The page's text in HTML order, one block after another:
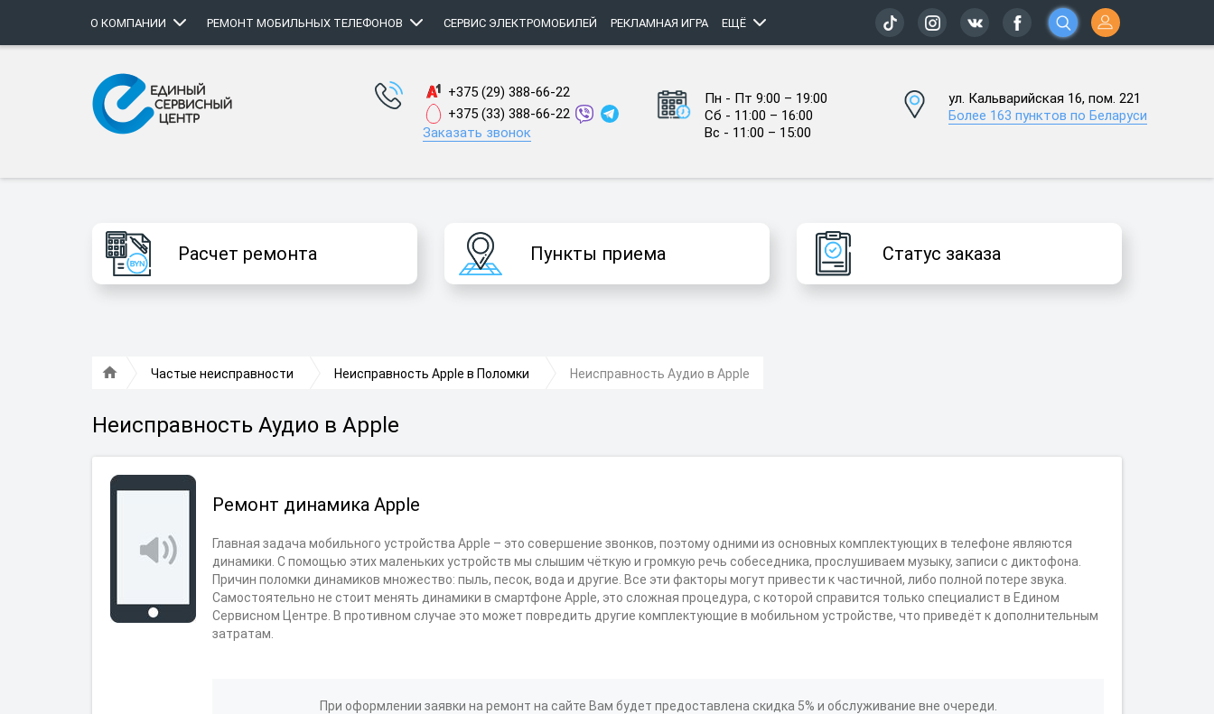
О КОМПАНИИ РЕМОНТ МОБИЛЬНЫХ ТЕЛЕФОНОВ СЕРВИС ЭЛЕКТРОМОБИЛЕЙ РЕКЛАМНАЯ ИГРА ЕЩЁ
+375 (29) 388-66-22
+375 (33) 388-66-22
Заказать звонок
Пн - Пт 9:00 – 19:00
Сб - 11:00 – 16:00
Вс - 11:00 – 15:00
ул. Кальварийская 16, пом. 221
Более 163 пунктов по Беларуси
Расчет ремонта Пункты приема Статус заказа
Частые неисправности Неисправность Apple в Поломки Неисправность Аудио в Apple
Неисправность Аудио в Apple
Ремонт динамика Apple
Главная задача мобильного устройства Apple – это совершение звонков, поэтому одними из основных комплектующих в телефоне являются
динамики. С помощью этих маленьких устройств мы слышим чёткую и громкую речь собеседника, прослушиваем музыку, записи с диктофона.
Причин поломки динамиков множество: пыль, песок, вода и другие. Все эти факторы могут привести к частичной, либо полной потере звука.
Самостоятельно не стоит менять динамики в смартфоне Apple, это сложная процедура, с которой справится только специалист в Едином
Сервисном Центре. В противном случае это может повредить другие комплектующие в мобильном устройстве, что приведёт к дополнительным
затратам.
При оформлении заявки на ремонт на сайте Вам будет предоставлена скидка 5% и обслуживание вне очереди.